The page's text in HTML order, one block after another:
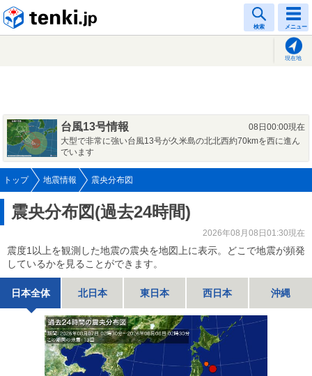
検索 メニュー
現在地
台風13号情報
08日00:00現在
大型で非常に強い台風13号が久米島の北北西約70kmを西に進ん
でいます
トップ 地震情報 震央分布図
震央分布図(過去24時間)
2026年08月08日01:30現在
震度1以上を観測した地震の震央を地図上に表示。どこで地震が頻発
しているかを見ることができます。
日本全体 北日本 東日本 西日本 沖縄